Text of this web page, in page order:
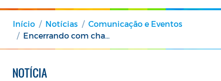
Início Notícias
Comunicação e Eventos
Encerrando com chave de ouro nossa quarta-feira pré-carnaval, o Encontrão de Ala Ursas agitou as ruas de Esperança!
NOTÍCIA